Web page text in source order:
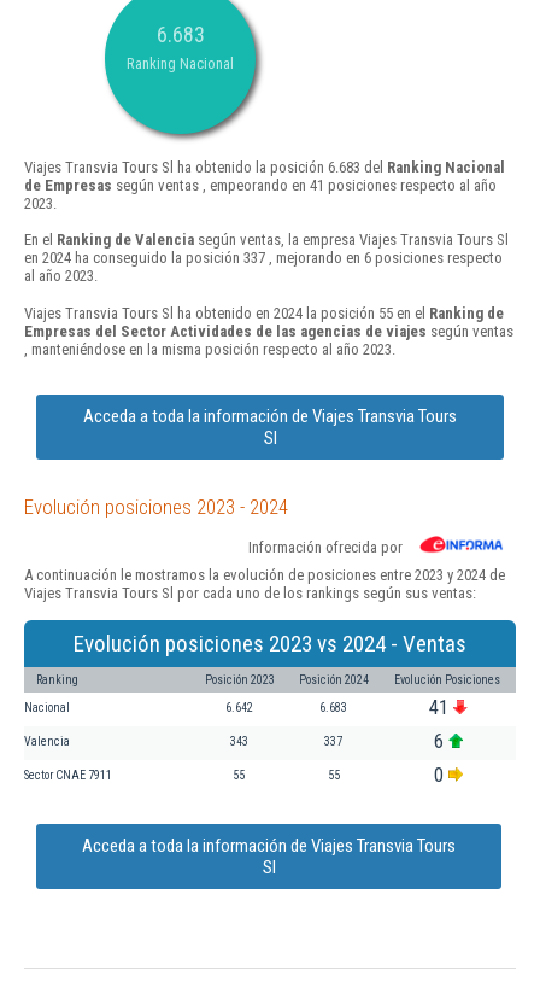
6.683
Ranking Nacional
Viajes Transvia Tours Sl ha obtenido la posición 6.683 del Ranking Nacional
de Empresas según ventas , empeorando en 41 posiciones respecto al año
2023.
En el Ranking de Valencia según ventas, la empresa Viajes Transvia Tours Sl
en 2024 ha conseguido la posición 337 , mejorando en 6 posiciones respecto
al año 2023.
Viajes Transvia Tours Sl ha obtenido en 2024 la posición 55 en el Ranking de
Empresas del Sector Actividades de las agencias de viajes según ventas
, manteniéndose en la misma posición respecto al año 2023.
Acceda a toda la información de Viajes Transvia Tours
Sl
Evolución posiciones 2023 - 2024
Información ofrecida por
A continuación le mostramos la evolución de posiciones entre 2023 y 2024 de
Viajes Transvia Tours Sl por cada uno de los rankings según sus ventas:
Evolución posiciones 2023 vs 2024 - Ventas
Ranking Posición 2023 Posición 2024 Evolución Posiciones
Nacional 6.642 6.683 41
Valencia 343 337 6
Sector CNAE 7911 55 55 0
Acceda a toda la información de Viajes Transvia Tours
Sl